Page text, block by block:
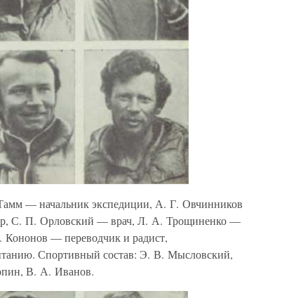
— начальник экспедиции, А. Г. Овчинников
С. П. Орловский — врач, Л. А. Трощиненко —
Кононов — переводчик и радист,
Спортивный состав: Э. В. Мысловский,
В. А. Иванов.